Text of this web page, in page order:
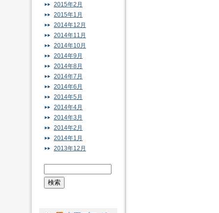
2015年2月
2015年1月
2014年12月
2014年11月
2014年10月
2014年9月
2014年8月
2014年7月
2014年6月
2014年5月
2014年4月
2014年3月
2014年2月
2014年1月
2013年12月